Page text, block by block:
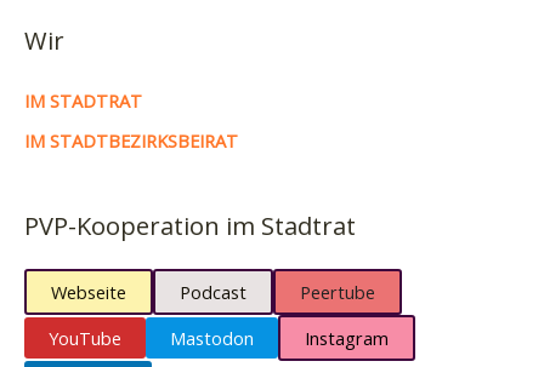
Wir
IM STADTRAT
IM STADTBEZIRKSBEIRAT
PVP-Kooperation im Stadtrat
Webseite Podcast
Peertube
YouTube
Mastodon
Instagram